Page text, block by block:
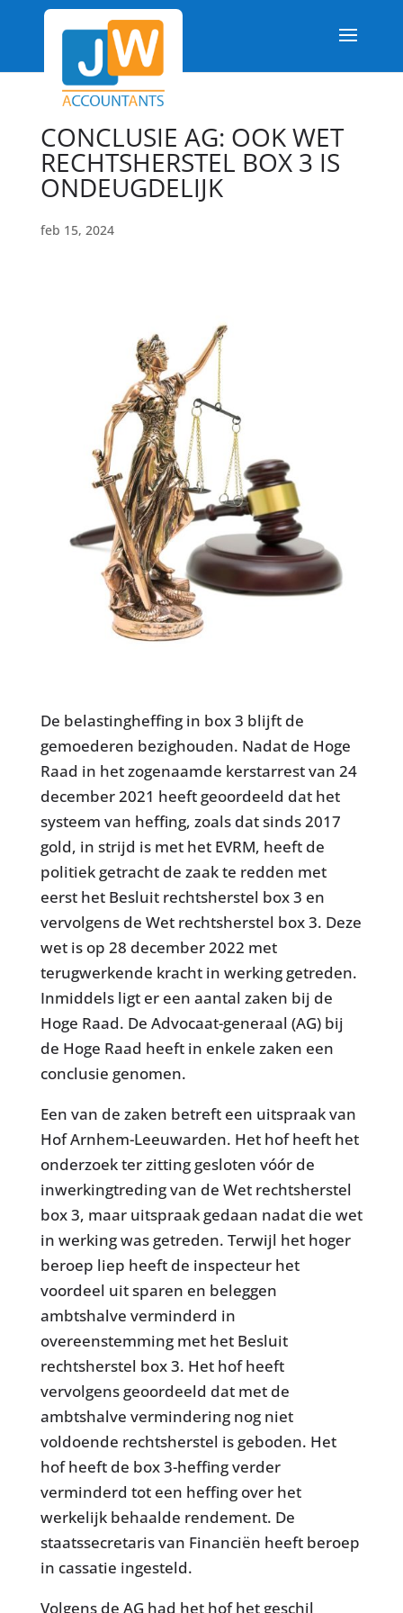
CONCLUSIE AG: OOK WET
RECHTSHERSTEL BOX 3 IS
ONDEUGDELIJK
feb 15, 2024
De belastingheffing in box 3 blijft de
gemoederen bezighouden. Nadat de Hoge
Raad in het zogenaamde kerstarrest van 24
december 2021 heeft geoordeeld dat het
systeem van heffing, zoals dat sinds 2017
gold, in strijd is met het EVRM, heeft de
politiek getracht de zaak te redden met
eerst het Besluit rechtsherstel box 3 en
vervolgens de Wet rechtsherstel box 3. Deze
wet is op 28 december 2022 met
terugwerkende kracht in werking getreden.
Inmiddels ligt er een aantal zaken bij de
Hoge Raad. De Advocaat-generaal (AG) bij
de Hoge Raad heeft in enkele zaken een
conclusie genomen.
Een van de zaken betreft een uitspraak van
Hof Arnhem-Leeuwarden. Het hof heeft het
onderzoek ter zitting gesloten vóór de
inwerkingtreding van de Wet rechtsherstel
box 3, maar uitspraak gedaan nadat die wet
in werking was getreden. Terwijl het hoger
beroep liep heeft de inspecteur het
voordeel uit sparen en beleggen
ambtshalve verminderd in
overeenstemming met het Besluit
rechtsherstel box 3. Het hof heeft
vervolgens geoordeeld dat met de
ambtshalve vermindering nog niet
voldoende rechtsherstel is geboden. Het
hof heeft de box 3-heffing verder
verminderd tot een heffing over het
werkelijk behaalde rendement. De
staatssecretaris van Financiën heeft beroep
in cassatie ingesteld.
Volgens de AG had het hof het geschil